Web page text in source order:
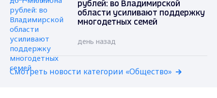
рублей: во Владимирской
области усиливают поддержку
многодетных семей
день назад
Смотреть новости категории «Общество»